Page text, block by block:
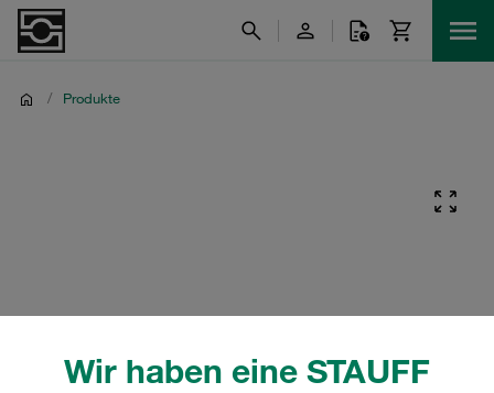
Wir haben eine STAUFF
/ Produkte